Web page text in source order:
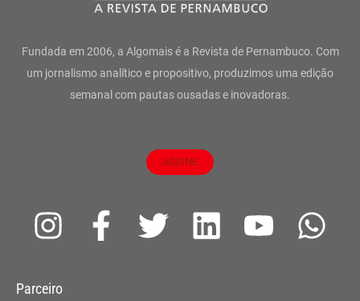
Fundada em 2006, a Algomais é a Revista de Pernambuco. Com
um jornalismo analítico e propositivo, produzimos uma edição
semanal com pautas ousadas e inovadoras.
ASSINE
I
s
F
a
T
L
Y
W
Parceiro